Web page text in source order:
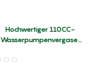
Hochwertiger 110CC-
Wasserpumpenvergaser